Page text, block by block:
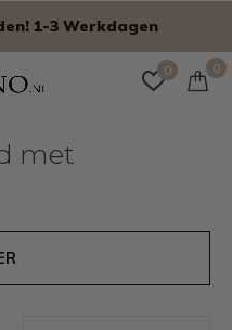
0 0
1-3 Werkdagen
met